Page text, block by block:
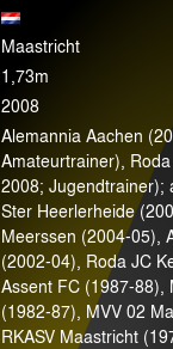
Maastricht
1,73m
2008
Alemannia Aachen
Amateurtrainer),
2008; Jugendtrainer);
Ster Heerlerheide
Meerssen (2004-05),
(2002-04), Roda JC
Assent FC (1987-88),
(1982-87), MVV 02
RKASV Maastricht